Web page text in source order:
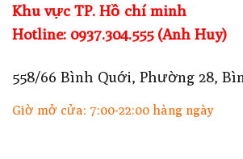
Khu vực TP. Hồ chí minh
Hotline: 0937.304.555 (Anh Huy)
558/66 Bình Quới, Phường 28,
Giờ mở cửa: 7:00-22:00 hàng ngày